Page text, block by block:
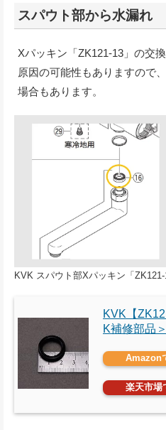
スパウト部から水漏れ
Xパッキン「ZK121-13」の交
原因の可能性もありますので
場合もあります。
KVK スパウト部Xパッキン「
KVK【
K補修部品
Amazon
楽天市場